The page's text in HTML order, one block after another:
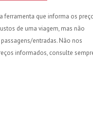
ferramenta que informa os
de uma viagem, mas não
entradas. Não nos
informados, consulte